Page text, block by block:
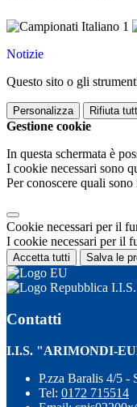
Notizie
Questo sito o gli
Personalizza Rifiuta
Gestione cookie
In questa schermata è
I cookie necessari sono
Per conoscere quali
Cookie necessari per il
I cookie necessari per il
Accetta tutti Salva le
Contatti
I.I.S. "ARIMONDI-
P.zza Baralis 4/5 -
Tel: 0172 715514